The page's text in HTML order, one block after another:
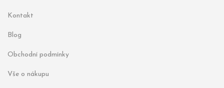
Kontakt
Blog
Obchodní podmínky
Vše o nákupu